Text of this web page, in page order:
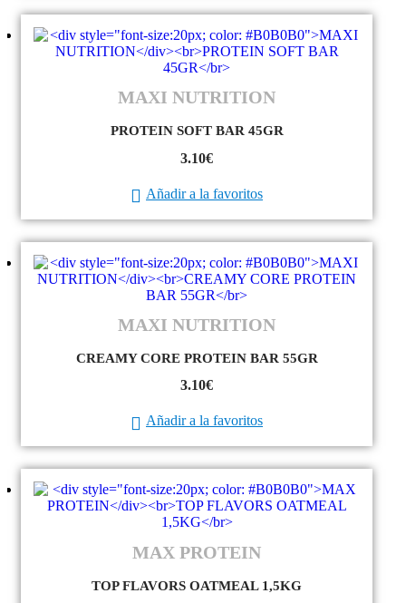
MAXI NUTRITION
PROTEIN SOFT BAR 45GR
3.10€
Añadir a la favoritos
MAXI NUTRITION
CREAMY CORE PROTEIN BAR 55GR
3.10€
Añadir a la favoritos
MAX PROTEIN
TOP FLAVORS OATMEAL 1,5KG